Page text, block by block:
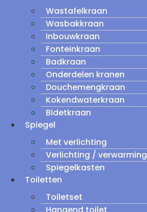
Wastafelkraan
Wasbakkraan
Inbouwkraan
Fonteinkraan
Badkraan
Onderdelen kranen
Douchemengkraan
Kokendwaterkraan
Bidetkraan
Spiegel
Met verlichting
Verlichting / verwarming
Spiegelkasten
Toiletten
Toiletset
Hangend toilet